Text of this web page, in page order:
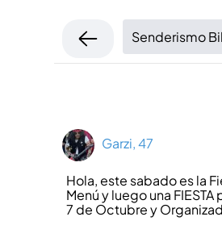
Senderismo
Garzi, 47
Hola, este sabado es la
Menú y luego una
7 de Octubre y